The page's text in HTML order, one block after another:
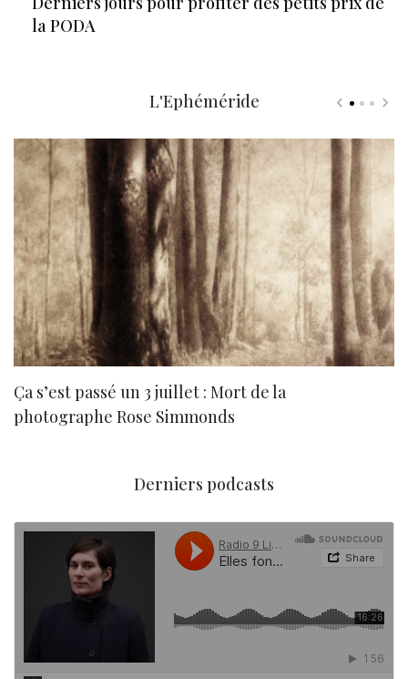
la PODA
L'Ephéméride
Ça s’est passé un 3 juillet : Mort de la
photographe Rose Simmonds
Derniers podcasts